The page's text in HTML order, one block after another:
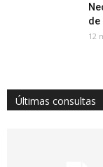
de
12
Últimas consultas